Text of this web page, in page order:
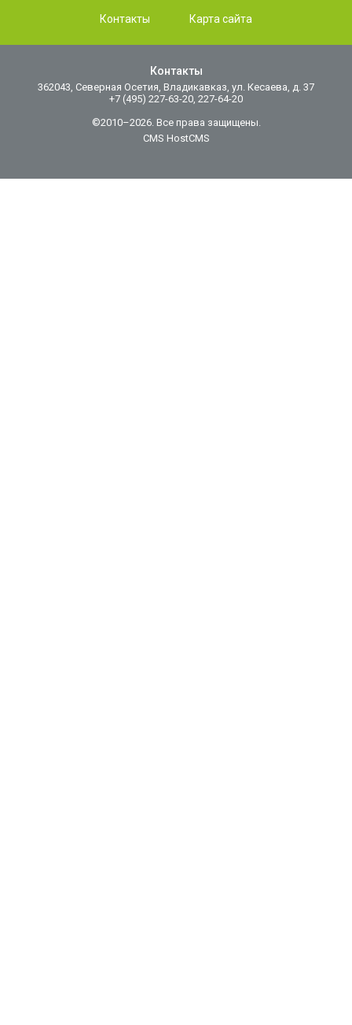
Контакты Карта сайта
Контакты
362043, Северная Осетия, Владикавказ, ул. Кесаева, д. 37
+7 (495) 227-63-20, 227-64-20
©2010–2026. Все права защищены.
CMS HostCMS